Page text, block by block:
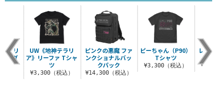
ピンクの悪魔 ファ
ンクショナルバッ
クパック
¥14,300（税込）
ピーちゃん（P90）
Tシャツ
¥3,300（税込）
レン
ラ
ミリ
ルダ
UW《地神テラリ
ア》リーファ Tシャ
ツ
¥3,300（税込）